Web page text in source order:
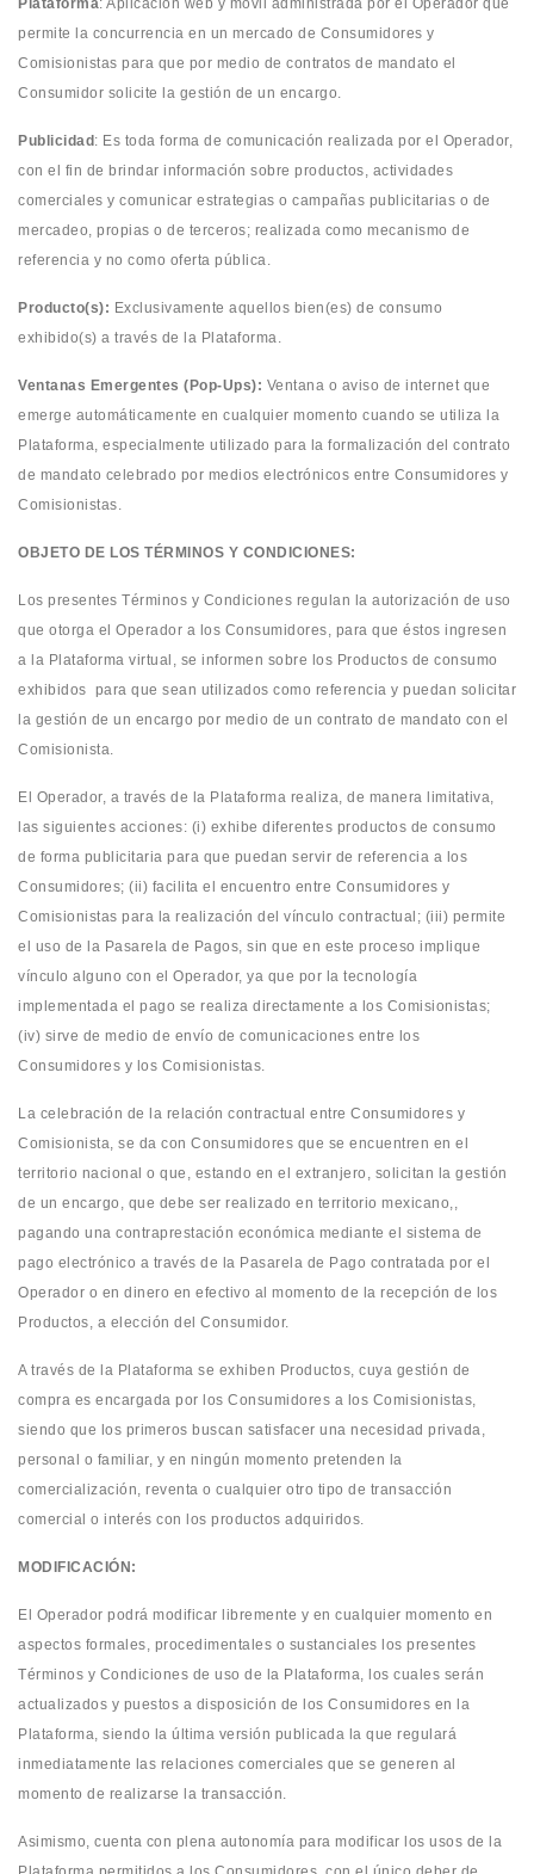
Plataforma: Aplicación web y móvil administrada por el Operador que
permite la concurrencia en un mercado de Consumidores y
Comisionistas para que por medio de contratos de mandato el
Consumidor solicite la gestión de un encargo.
Publicidad : Es toda forma de comunicación realizada por el Operador,
con el fin de brindar información sobre productos, actividades
comerciales y comunicar estrategias o campañas publicitarias o de
mercadeo, propias o de terceros; realizada como mecanismo de
referencia y no como oferta pública.
Producto(s): Exclusivamente aquellos bien(es) de consumo
exhibido(s) a través de la Plataforma.
Ventanas Emergentes (Pop-Ups): Ventana o aviso de internet que
emerge automáticamente en cualquier momento cuando se utiliza la
Plataforma, especialmente utilizado para la formalización del contrato
de mandato celebrado por medios electrónicos entre Consumidores y
Comisionistas.
OBJETO DE LOS TÉRMINOS Y CONDICIONES:
Los presentes Términos y Condiciones regulan la autorización de uso
que otorga el Operador a los Consumidores, para que éstos ingresen
a la Plataforma virtual, se informen sobre los Productos de consumo
exhibidos para que sean utilizados como referencia y puedan solicitar
la gestión de un encargo por medio de un contrato de mandato con el
Comisionista.
El Operador, a través de la Plataforma realiza, de manera limitativa,
las siguientes acciones: (i) exhibe diferentes productos de consumo
de forma publicitaria para que puedan servir de referencia a los
Consumidores; (ii) facilita el encuentro entre Consumidores y
Comisionistas para la realización del vínculo contractual; (iii) permite
el uso de la Pasarela de Pagos, sin que en este proceso implique
vínculo alguno con el Operador, ya que por la tecnología
implementada el pago se realiza directamente a los Comisionistas;
(iv) sirve de medio de envío de comunicaciones entre los
Consumidores y los Comisionistas.
La celebración de la relación contractual entre Consumidores y
Comisionista, se da con Consumidores que se encuentren en el
territorio nacional o que, estando en el extranjero, solicitan la gestión
de un encargo, que debe ser realizado en territorio mexicano,,
pagando una contraprestación económica mediante el sistema de
pago electrónico a través de la Pasarela de Pago contratada por el
Operador o en dinero en efectivo al momento de la recepción de los
Productos, a elección del Consumidor.
A través de la Plataforma se exhiben Productos, cuya gestión de
compra es encargada por los Consumidores a los Comisionistas,
siendo que los primeros buscan satisfacer una necesidad privada,
personal o familiar, y en ningún momento pretenden la
comercialización, reventa o cualquier otro tipo de transacción
comercial o interés con los productos adquiridos.
MODIFICACIÓN:
El Operador podrá modificar libremente y en cualquier momento en
aspectos formales, procedimentales o sustanciales los presentes
Términos y Condiciones de uso de la Plataforma, los cuales serán
actualizados y puestos a disposición de los Consumidores en la
Plataforma, siendo la última versión publicada la que regulará
inmediatamente las relaciones comerciales que se generen al
momento de realizarse la transacción.
Asimismo, cuenta con plena autonomía para modificar los usos de la